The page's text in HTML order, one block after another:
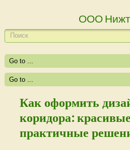
ООО
Как оформить
коридора:
практичные